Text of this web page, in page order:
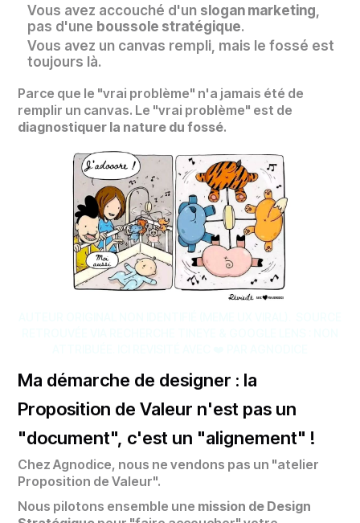
Vous avez accouché d'un slogan marketing
pas d'une boussole stratégique.
Vous avez un canvas rempli, mais le fossé est
toujours là.
Parce que le "vrai problème" n'a jamais été de
remplir un canvas. Le "vrai problème" est de
diagnostiquer la nature du fossé.
Ma démarche de designer : la
Proposition de Valeur n'est pas un
"document", c'est un "alignement" !
Chez Agnodice, nous ne vendons pas un "atelier
Proposition de Valeur".
Nous pilotons ensemble une mission de Design